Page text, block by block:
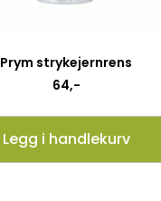
Prym strykejernrens
64,-
Legg i handlekurv